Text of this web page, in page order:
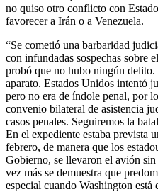
no quiso otro conflicto con
favorecer a Irán o a Venezuela.
“Se cometió una barbaridad
con infundadas sospechas sobre
probó que no hubo ningún
aparato. Estados Unidos intentó
pero no era de índole penal, por
convenio bilateral de asistencia
casos penales. Seguiremos la
En el expediente estaba prevista
febrero, de manera que los
Gobierno, se llevaron el avión
vez más se demuestra que
especial cuando Washington está